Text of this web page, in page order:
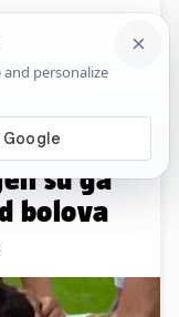
Komentari
grozna
su ga
bolova